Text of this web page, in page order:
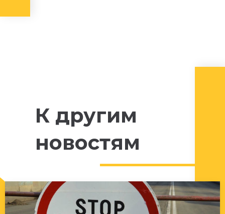
К другим
новостям